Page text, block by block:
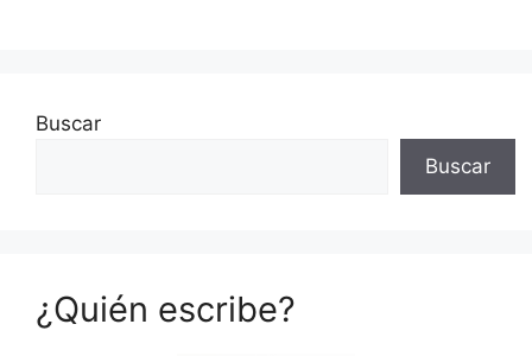
Buscar
Buscar
¿Quién escribe?